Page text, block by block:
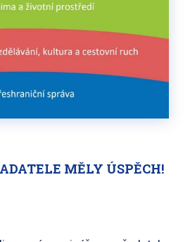
MĚLY ÚSPĚCH!